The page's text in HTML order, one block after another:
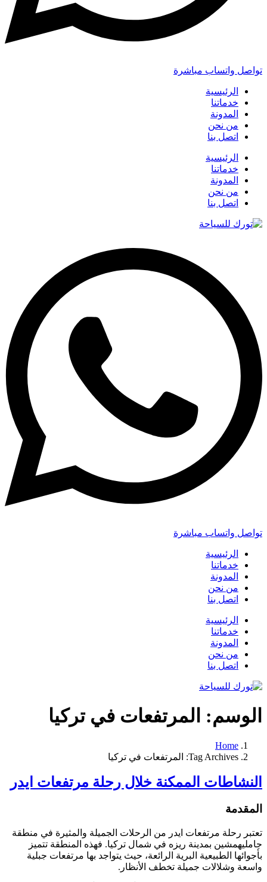
تواصل واتساب مباشرة
الرئيسية
خدماتنا
المدونة
من نحن
اتصل بنا
الرئيسية
خدماتنا
المدونة
من نحن
اتصل بنا
تواصل واتساب مباشرة
الرئيسية
خدماتنا
المدونة
من نحن
اتصل بنا
الرئيسية
خدماتنا
المدونة
من نحن
اتصل بنا
الوسم: المرتفعات في تركيا
Home
Tag Archives: المرتفعات في تركيا
النشاطات الممكنة خلال رحلة مرتفعات ايدر
المقدمة
تعتبر رحلة مرتفعات ايدر من الرحلات الجميلة والمثيرة في منطقة
جامليهمشين بمدينة ريزه في شمال تركيا. فهذه المنطقة تتميز
بأجوائها الطبيعية البرية الرائعة، حيث يتواجد بها مرتفعات جبلية
واسعة وشلالات جميلة تخطف الأنظار.